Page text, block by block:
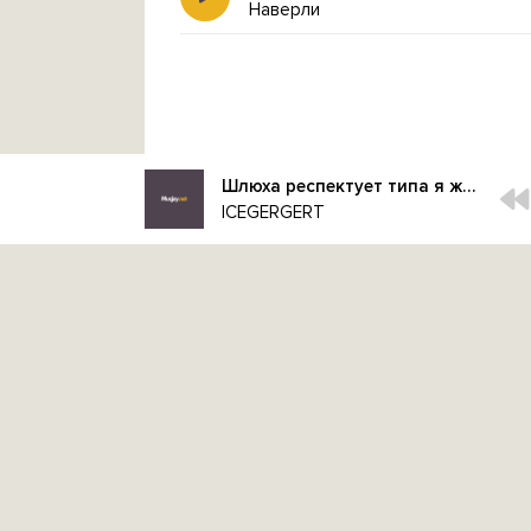
Наверли
Шлюха респектует типа я же говорила бля ты стал таким богатым
ICEGERGERT